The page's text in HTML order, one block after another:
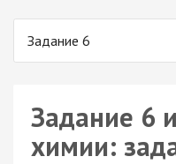
Задание 6
Задание 6
химии: